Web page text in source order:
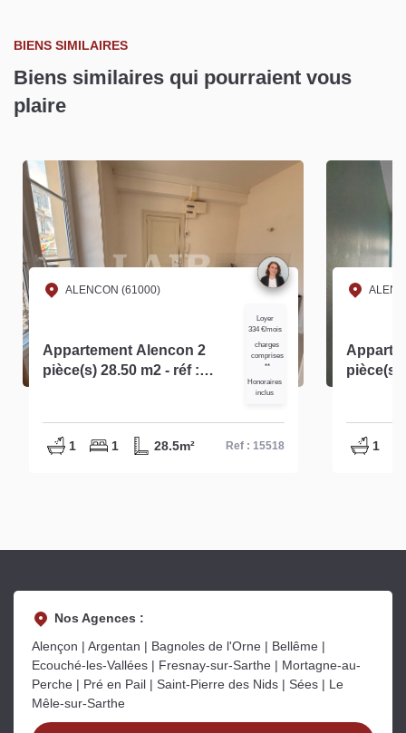
BIENS SIMILAIRES
Biens similaires qui pourraient vous
plaire
ALENCON (61000)
Appartement Alencon 2
pièce(s) 28.50 m2 - réf :
Loyer
334 €/mois
charges
comprises
**
Honoraires
inclus
1 1 28.5m² Ref : 15518
pièce(s)
1
Nos Agences :
Alençon | Argentan | Bagnoles de l'Orne | Bellême |
Ecouché-les-Vallées | Fresnay-sur-Sarthe | Mortagne-au-
Perche | Pré en Pail | Saint-Pierre des Nids | Sées | Le
Mêle-sur-Sarthe